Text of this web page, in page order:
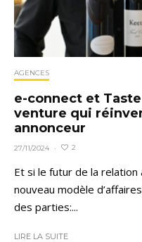
AGENCES
e-connect et
venture qui
annonceur
27/11/2024 · 2
Et si le futur de la relation
nouveau modèle
des parties:...
LIRE LA SUITE